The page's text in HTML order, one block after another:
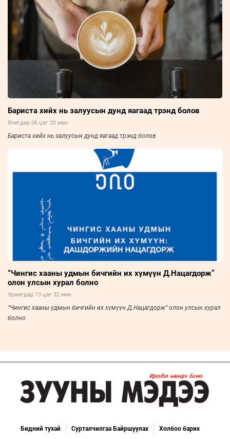
Бариста хийх нь залуусын дунд яагаад трэнд болов
Өчигдөр 06 цаг 20 мин
Бариста хийх нь залуусын дунд яагаад трэнд болов
“Чингис хааны удмын бичгийн их хүмүүн Д.Нацагдорж”
олон улсын хурал болно
Уржигдар 13 цаг 32 мин
“Чингис хааны удмын бичгийн их хүмүүн Д.Нацагдорж” олон улсын хурал
болно
Бидний тухай Сурталчилгаа Байршуулах Холбоо барих